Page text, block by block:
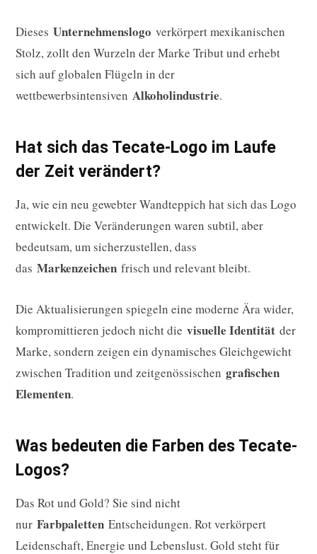
Dieses Unternehmenslogo verkörpert mexikanischen
Stolz, zollt den Wurzeln der Marke Tribut und erhebt
sich auf globalen Flügeln in der
wettbewerbsintensiven Alkoholindustrie.
Hat sich das Tecate-Logo im Laufe
der Zeit verändert?
Ja, wie ein neu gewebter Wandteppich hat sich das Logo
entwickelt. Die Veränderungen waren subtil, aber
bedeutsam, um sicherzustellen, dass
das Markenzeichen frisch und relevant bleibt.
Die Aktualisierungen spiegeln eine moderne Ära wider,
kompromittieren jedoch nicht die visuelle Identität der
Marke, sondern zeigen ein dynamisches Gleichgewicht
zwischen Tradition und zeitgenössischen grafischen
Elementen.
Was bedeuten die Farben des Tecate-
Logos?
Das Rot und Gold? Sie sind nicht
nur Farbpaletten Entscheidungen. Rot verkörpert
Leidenschaft, Energie und Lebenslust. Gold steht für